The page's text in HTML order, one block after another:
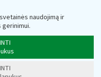
naudojimą ir